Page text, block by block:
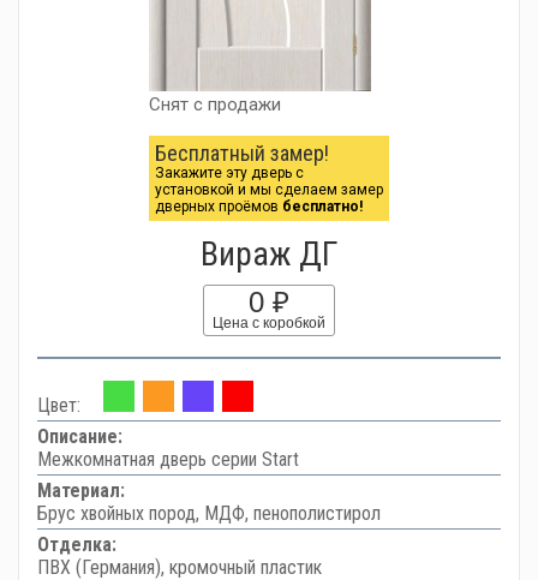
Снят с продажи
Бесплатный замер!
Закажите эту дверь с
установкой и мы сделаем замер
дверных проёмов бесплатно!
Вираж ДГ
0 ₽
Цена с коробкой
Цвет:
Описание:
Межкомнатная дверь серии Start
Материал:
Брус хвойных пород, МДФ, пенополистирол
Отделка:
ПВХ (Германия), кромочный пластик